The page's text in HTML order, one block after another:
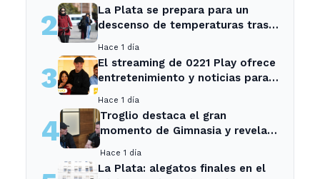
2
La Plata se prepara para un
descenso de temperaturas tras
Hace 1 día
3
El streaming de 0221 Play ofrece
entretenimiento y noticias para
Ensenada.
Hace 1 día
4
Troglio destaca el gran
momento de Gimnasia y revela
Hace 1 día
La Plata: alegatos finales en el